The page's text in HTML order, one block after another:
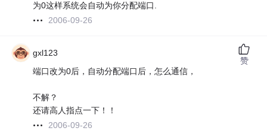
为0这样系统会自动为你分配端口.
2006-09-26
gxl123
端口改为0后，自动分配端口后，怎么通信，
不解？
还请高人指点一下！！
2006-09-26
赞